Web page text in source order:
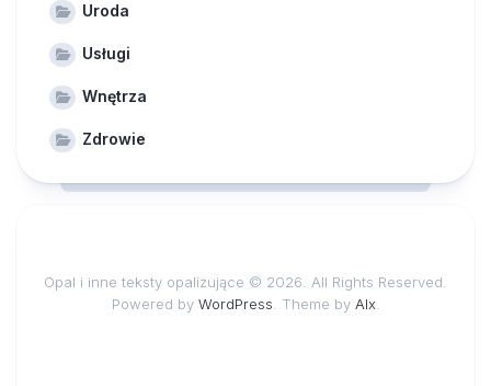
Uroda
Usługi
Wnętrza
Zdrowie
Opal i inne teksty opalizujące © 2026. All Rights Reserved.
Powered by WordPress . Theme by Alx